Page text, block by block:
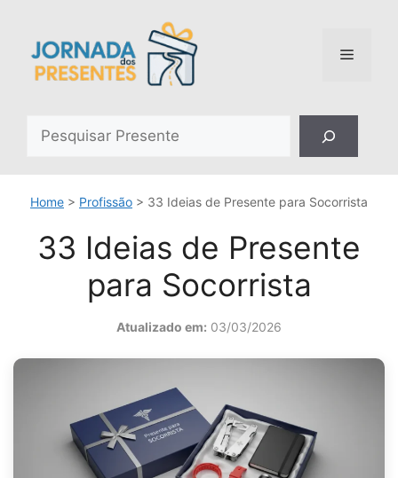
conteúdo
Menu
Home > Profissão > 33 Ideias de Presente para Socorrista
33 Ideias de Presente
para Socorrista
Atualizado em: 03/03/2026